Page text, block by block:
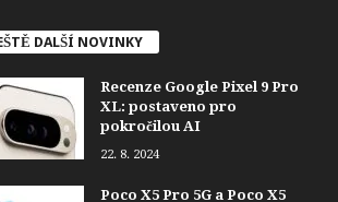
DALŠÍ NOVINKY
Recenze Google Pixel 9 Pro
XL: postaveno pro
pokročilou AI
22. 8. 2024
Poco X5 Pro 5G a Poco X5